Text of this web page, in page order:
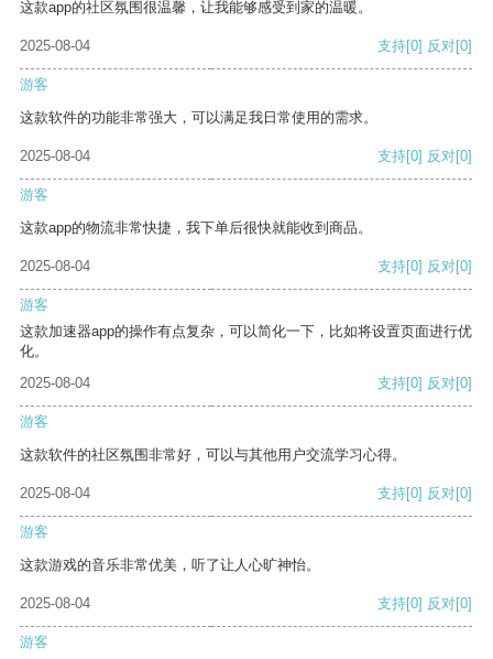
这款app的社区氛围很温馨，让我能够感受到家的温暖。
2025-08-04 支持[0] 反对[0]
游客
这款软件的功能非常强大，可以满足我日常使用的需求。
2025-08-04 支持[0] 反对[0]
游客
这款app的物流非常快捷，我下单后很快就能收到商品。
2025-08-04 支持[0] 反对[0]
游客
这款加速器app的操作有点复杂，可以简化一下，比如将设置页面进行优
化。
2025-08-04
支持[0] 反对[0]
游客
这款软件的社区氛围非常好，可以与其他用户交流学习心得。
2025-08-04 支持[0] 反对[0]
游客
这款游戏的音乐非常优美，听了让人心旷神怡。
2025-08-04 支持[0] 反对[0]
游客